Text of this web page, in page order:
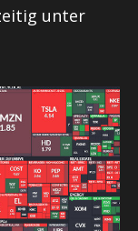
unter